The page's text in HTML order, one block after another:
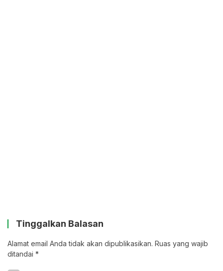
Tinggalkan Balasan
Alamat email Anda tidak akan dipublikasikan. Ruas yang wajib
ditandai *